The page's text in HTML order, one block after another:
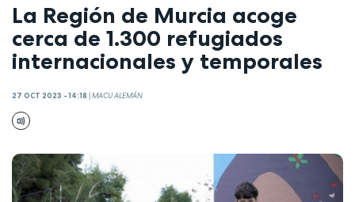
La Región de Murcia acoge
cerca de 1.300 refugiados
internacionales y temporales
27 OCT 2023 - 14:18 MACU ALEMÁN